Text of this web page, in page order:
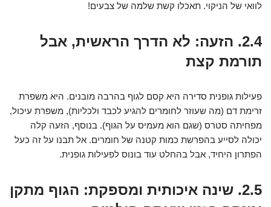
לוואי של הניקוי. תאכלו קשת שלמה של צבעים!
2.4. הזעה: לא הדרך הראשית, אבל
תורמת קצת
פעילות גופנית סדירה היא קסם לגוף בהרבה מובנים. היא משפרת
זרימת דם (מה שעוזר לחומרים להגיע לכבד ולכליות), משפרת עיכול,
מפחיתה סטרס (שגם הוא מעמיס על הגוף). בנוסף, הזעה קלה
יכולה לסייע בהפרשת כמות קטנה של חומרים. אל תבנו על זה כעל
הפתרון היחיד, אבל בהחלט עוד בונוס לפעילות גופנית.
2.5. שינה איכותית ומספקת: הגוף מתקן